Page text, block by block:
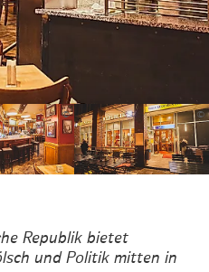
© ©
Republik bietet
und Politik mitten in